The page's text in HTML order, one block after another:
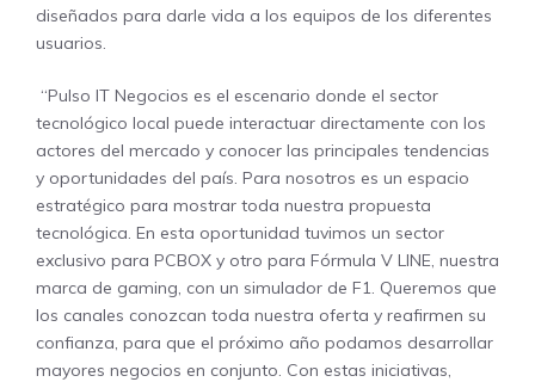
diseñados para darle vida a los equipos de los diferentes
usuarios.
“Pulso IT Negocios es el escenario donde el sector
tecnológico local puede interactuar directamente con los
actores del mercado y conocer las principales tendencias
y oportunidades del país. Para nosotros es un espacio
estratégico para mostrar toda nuestra propuesta
tecnológica. En esta oportunidad tuvimos un sector
exclusivo para PCBOX y otro para Fórmula V LINE, nuestra
marca de gaming, con un simulador de F1. Queremos que
los canales conozcan toda nuestra oferta y reafirmen su
confianza, para que el próximo año podamos desarrollar
mayores negocios en conjunto. Con estas iniciativas,